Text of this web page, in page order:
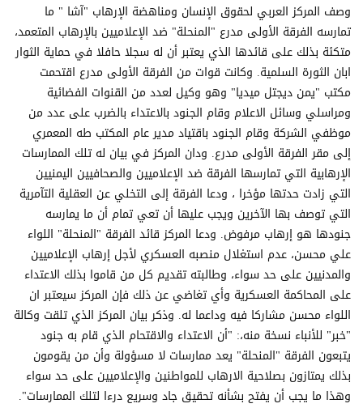
وصف المركز العربي لحقوق الإنسان ومناهضة الإرهاب "آشا " ما
تمارسه الفرقة الأولى مدرع "المنحلة" ضد الإعلاميين بالإرهاب المتعمد،
متكئة بذلك على قائدها الذي يعتبر أن له سجلا حافلا في حماية الثوار
ابان الثورة السلمية. وكانت قوات من الفرقة الأولى مدرع اقتحمت
مكتب "يمن ديجتل ميديا" وهو وكيل لعدد من القنوات الفضائية
ومراسلي وسائل الاعلام وقام الجنود بالاعتداء بالضرب على عدد من
موظفي الشركة وقام الجنود باقتياد مدير عام المكتب طه المعمري
إلى مقر الفرقة الأولى مدرع. ودان المركز في بيان له تلك الممارسات
الإرهابية التي تمارسها الفرقة ضد الإعلاميين والصحافيين اليمنيين
التي زادت حدتها مؤخرا ، ودعا الفرقة إلى التخلي عن العقلية التآمرية
التي توصف بها الآخرين ويجب عليها أن تعي تمام أن ما يمارسه
جنودها هو إرهاب مرفوض. ودعا المركز قائد الفرقة "المنحلة" اللواء
علي محسن، عدم استغلال منصبه العسكري لأجل إرهاب الإعلاميين
والمدنيين على حد سواء، وطالبته تقديم كل من قاموا بذلك الاعتداء
على المحاكمة العسكرية وأي تغاضي عن ذلك فإن المركز سيعتبر ان
اللواء محسن مشاركا فيه وداعما له. وذكر بيان المركز الذي تلقت وكالة
"خبر" للأنباء نسخة منه،: "أن الاعتداء والاقتحام الذي قام به جنود
يتبعون الفرقة "المنحلة" يعد ممارسات لا مسؤولة وأن من يقومون
بذلك يمتازون بصلاحية الارهاب للمواطنين والإعلاميين على حد سواء
وهذا ما يجب أن يفتح بشأنه تحقيق جاد وسريع درءا لتلك الممارسات".